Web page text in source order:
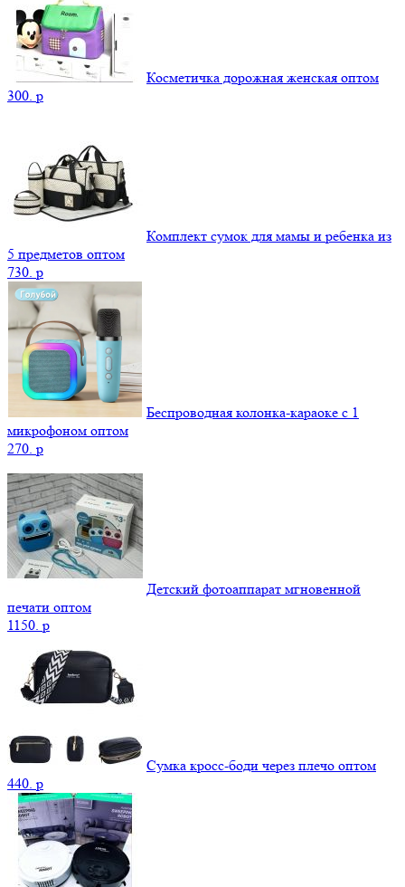
Косметичка дорожная женская оптом
300. p
Комплект сумок для мамы и ребенка из
5 предметов оптом
730. p
Беспроводная колонка-караоке с 1
микрофоном оптом
270. p
Детский фотоаппарат мгновенной
печати оптом
1150. p
Сумка кросс-боди через плечо оптом
440. p